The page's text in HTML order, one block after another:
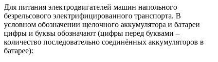
Для питания электродвигателей машин напольного
безрельсового электрифицированного транспорта. В
условном обозначении щелочного аккумулятора и батареи
цифры и буквы обозначают (цифры перед буквами –
количество последовательно соединённых аккумуляторов в
батарее):